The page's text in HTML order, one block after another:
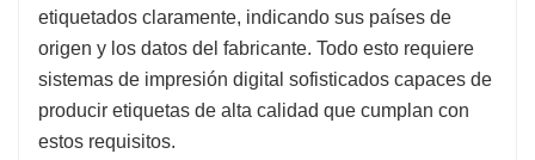
etiquetados claramente, indicando sus países de
origen y los datos del fabricante. Todo esto requiere
sistemas de impresión digital sofisticados capaces de
producir etiquetas de alta calidad que cumplan con
estos requisitos.